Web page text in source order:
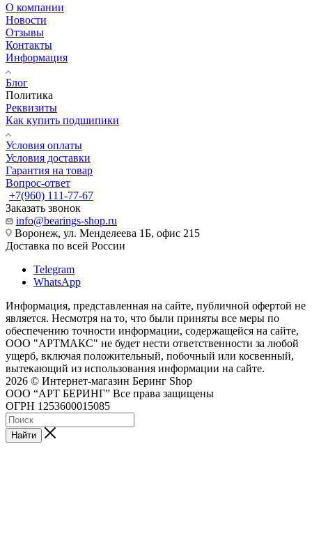
О компании
Новости
Отзывы
Контакты
Информация
Блог
Политика
Реквизиты
Как купить подшипики
Условия оплаты
Условия доставки
Гарантия на товар
Вопрос-ответ
+7(960) 111-77-67
Заказать звонок
info@bearings-shop.ru
Воронеж, ул. Менделеева 1Б, офис 215
Доставка по всей России
Telegram
WhatsApp
Информация, представленная на сайте, публичной офертой не
является. Несмотря на то, что были приняты все меры по
обеспечению точности информации, содержащейся на сайте,
ООО "АРТМАКС" не будет нести ответственности за любой
ущерб, включая положительный, побочный или косвенный,
вытекающий из использования информации на сайте.
2026 © Интернет-магазин Беринг Shop
ООО “АРТ БЕРИНГ” Все права защищены
ОГРН 1253600015085
Найти